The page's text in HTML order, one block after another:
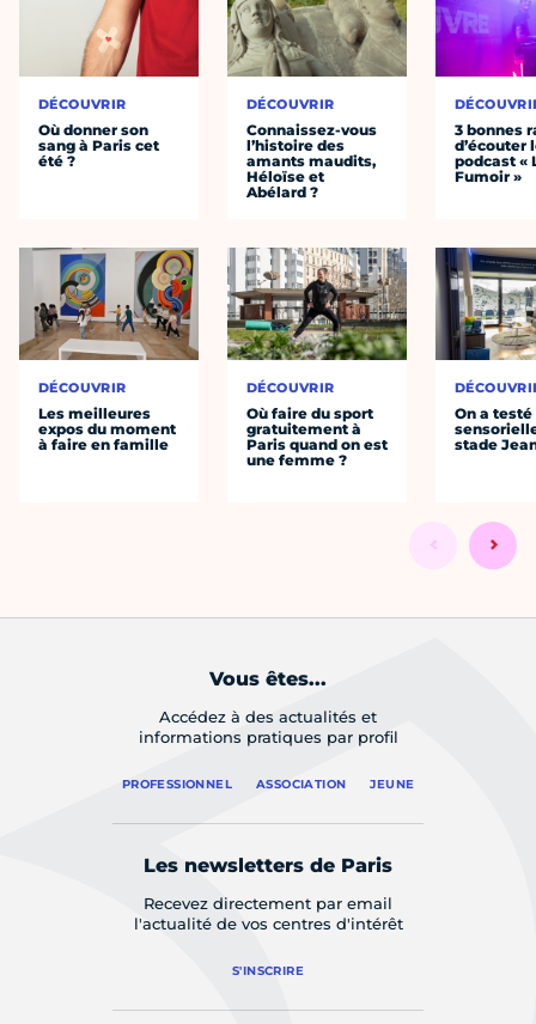
DÉCOUVRIR
Où donner son
sang à Paris cet
été ?
DÉCOUVRIR
Les meilleures
expos du moment
à faire en famille
DÉCOUVRIR
Connaissez-vous
l’histoire des
amants maudits,
Héloïse et
Abélard ?
DÉCOUVRIR
Où faire du sport
gratuitement à
Paris quand on est
une femme ?
3 bonnes
d’écouter
podcast «
Fumoir »
On a
stade
Vous êtes...
Accédez à des actualités et
informations pratiques par profil
PROFESSIONNEL ASSOCIATION JEUNE
Les newsletters de Paris
Recevez directement par email
l'actualité de vos centres d'intérêt
S'INSCRIRE